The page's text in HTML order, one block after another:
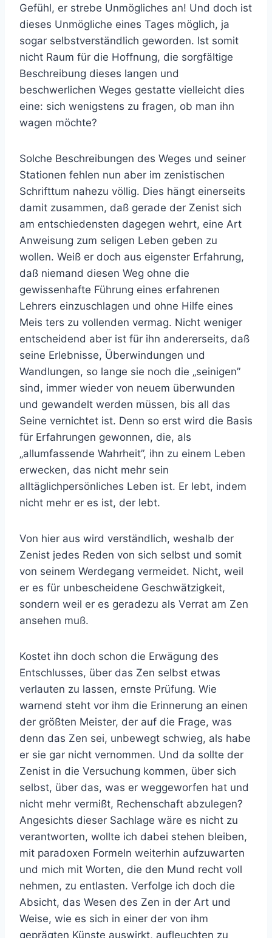
Gefühl, er strebe Unmögliches an! Und doch ist
dieses Unmögliche eines Tages möglich, ja
sogar selbstverständlich geworden. Ist somit
nicht Raum für die Hoffnung, die sorgfältige
Beschreibung dieses langen und
beschwerlichen Weges gestatte vielleicht dies
eine: sich wenigstens zu fragen, ob man ihn
wagen möchte?
Solche Beschreibungen des Weges und seiner
Stationen fehlen nun aber im zenistischen
Schrifttum nahezu völlig. Dies hängt einerseits
damit zusammen, daß gerade der Zenist sich
am entschiedensten dagegen wehrt, eine Art
Anweisung zum seligen Leben geben zu
wollen. Weiß er doch aus eigenster Erfahrung,
daß niemand diesen Weg ohne die
gewissenhafte Führung eines erfahrenen
Lehrers einzuschlagen und ohne Hilfe eines
Meis ters zu vollenden vermag. Nicht weniger
entscheidend aber ist für ihn andererseits, daß
seine Erlebnisse, Überwindungen und
Wandlungen, so lange sie noch die „seinigen”
sind, immer wieder von neuem überwunden
und gewandelt werden müssen, bis all das
Seine vernichtet ist. Denn so erst wird die Basis
für Erfahrungen gewonnen, die, als
„allumfassende Wahrheit”, ihn zu einem Leben
erwecken, das nicht mehr sein
alltäglichpersönliches Leben ist. Er lebt, indem
nicht mehr er es ist, der lebt.
Von hier aus wird verständlich, weshalb der
Zenist jedes Reden von sich selbst und somit
von seinem Werdegang vermeidet. Nicht, weil
er es für unbescheidene Geschwätzigkeit,
sondern weil er es geradezu als Verrat am Zen
ansehen muß.
Kostet ihn doch schon die Erwägung des
Entschlusses, über das Zen selbst etwas
verlauten zu lassen, ernste Prüfung. Wie
warnend steht vor ihm die Erinnerung an einen
der größten Meister, der auf die Frage, was
denn das Zen sei, unbewegt schwieg, als habe
er sie gar nicht vernommen. Und da sollte der
Zenist in die Versuchung kommen, über sich
selbst, über das, was er weggeworfen hat und
nicht mehr vermißt, Rechenschaft abzulegen?
Angesichts dieser Sachlage wäre es nicht zu
verantworten, wollte ich dabei stehen bleiben,
mit paradoxen Formeln weiterhin aufzuwarten
und mich mit Worten, die den Mund recht voll
nehmen, zu entlasten. Verfolge ich doch die
Absicht, das Wesen des Zen in der Art und
Weise, wie es sich in einer der von ihm
geprägten Künste auswirkt, aufleuchten zu